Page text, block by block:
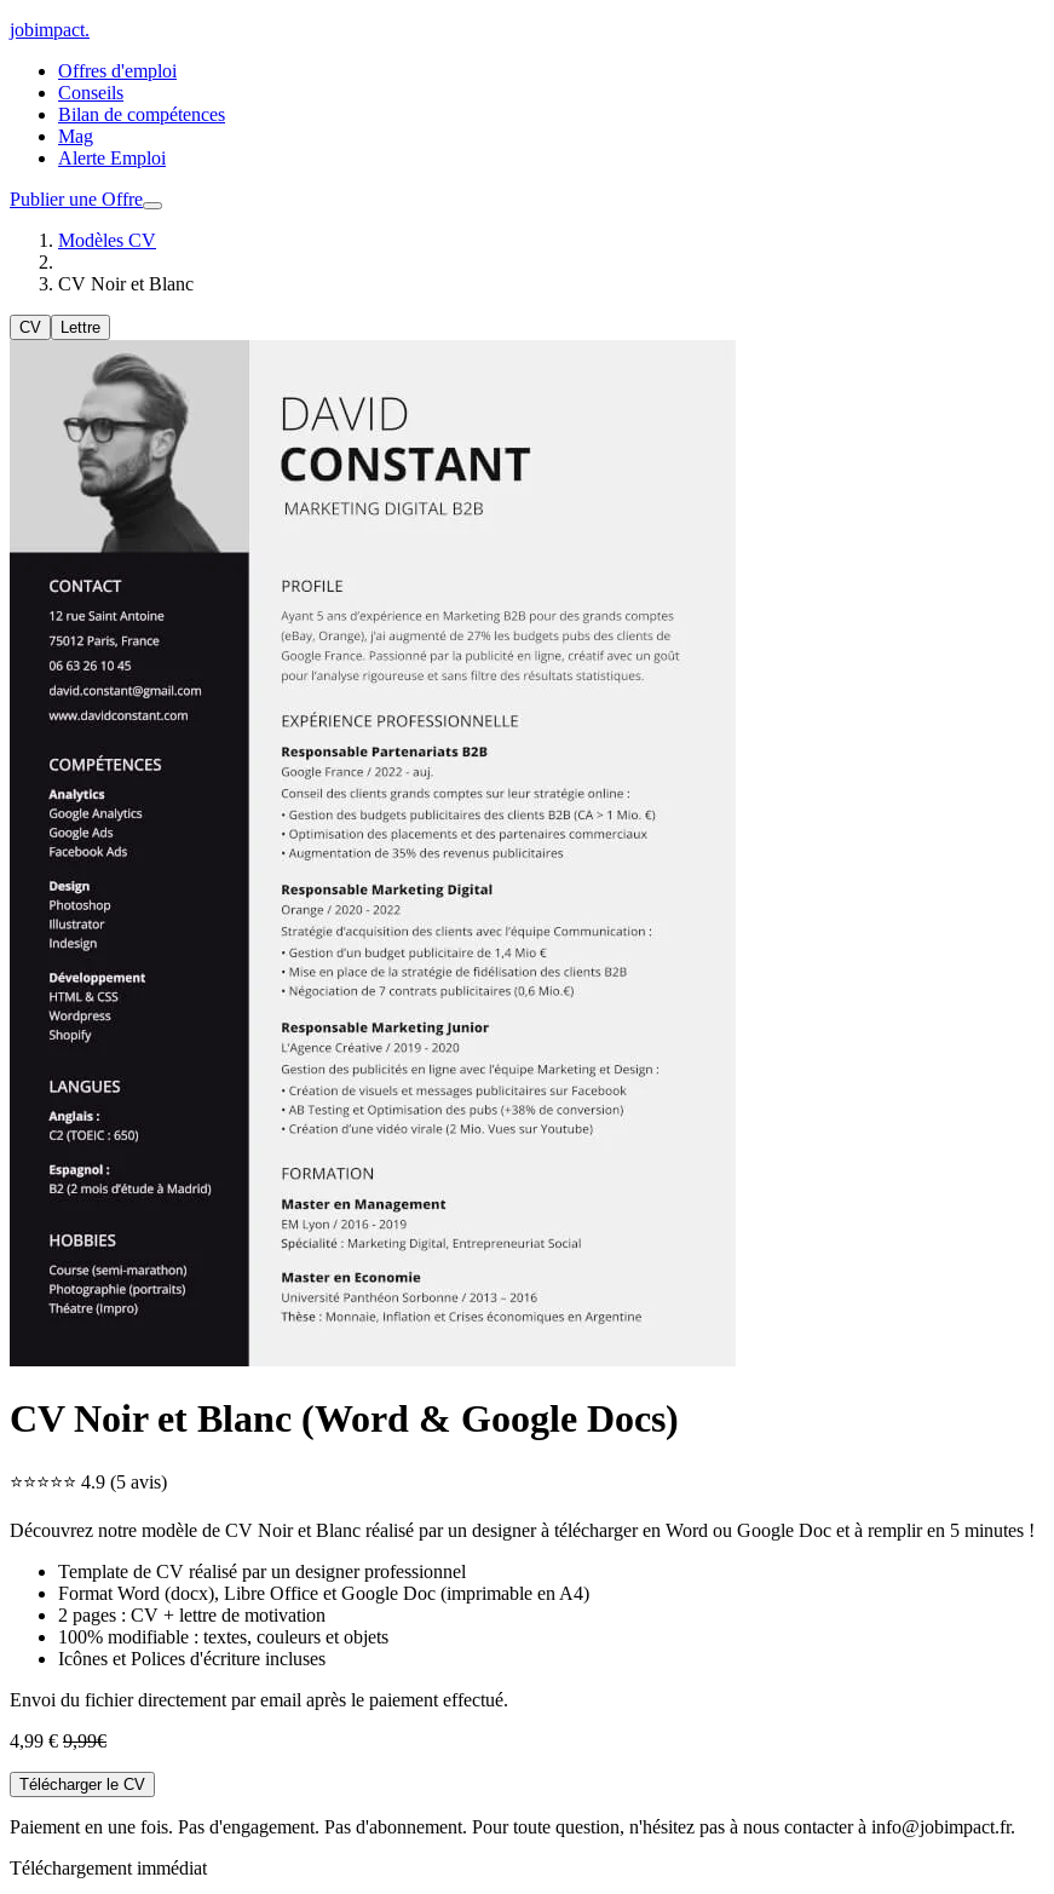
jobimpact.
Offres d'emploi
Conseils
Bilan de compétences
Mag
Alerte Emploi
Publier une Offre
Modèles CV
CV Noir et Blanc
CV Lettre
CV Noir et Blanc (Word & Google Docs)
⭐⭐⭐⭐⭐ 4.9 (5 avis)
Découvrez notre modèle de CV Noir et Blanc réalisé par un designer à télécharger en Word ou Google Doc et à remplir en 5 minutes !
Template de CV réalisé par un designer professionnel
Format Word (docx), Libre Office et Google Doc (imprimable en A4)
2 pages : CV + lettre de motivation
100% modifiable : textes, couleurs et objets
Icônes et Polices d'écriture incluses
Envoi du fichier directement par email après le paiement effectué.
4,99 € 9,99€
Télécharger le CV
Paiement en une fois. Pas d'engagement. Pas d'abonnement. Pour toute question, n'hésitez pas à nous contacter à info@jobimpact.fr.
Téléchargement immédiat